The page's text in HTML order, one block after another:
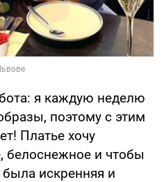
я каждую неделю
поэтому с этим
Платье хочу
белоснежное и чтобы
искренняя и